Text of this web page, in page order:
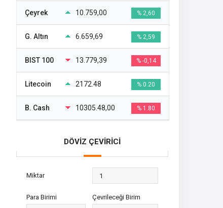
Çeyrek 10.759,00 % 2,60
G. Altın 6.659,69 % 2,59
BIST 100 13.779,39 % -0,14
Litecoin 2172.48 % 0.20
B. Cash 10305.48,00 % 1.80
DÖVİZ ÇEVİRİCİ
Miktar
Para Birimi Çevrileceği Birim